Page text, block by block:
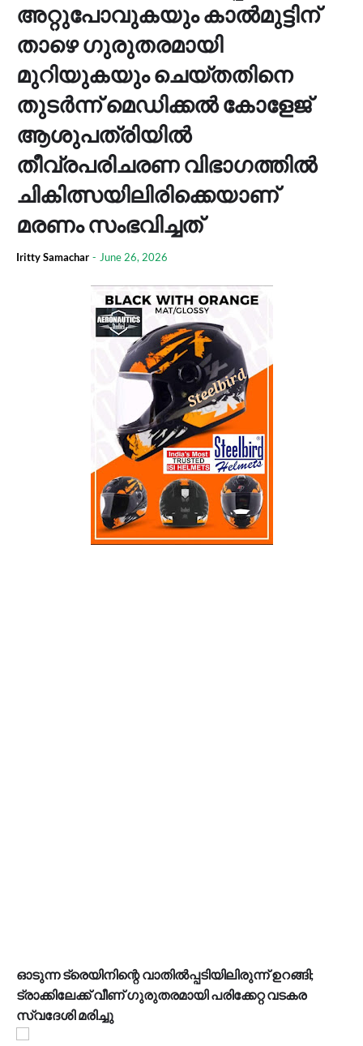
അറ്റുപോവുകയും കാൽമുട്ടിന്
താഴെ ഗുരുതരമായി
മുറിയുകയും ചെയ്തതിനെ
തുടർന്ന് മെഡിക്കൽ കോളേജ്
ആശുപത്രിയിൽ
തീവ്രപരിചരണ വിഭാഗത്തിൽ
ചികിത്സയിലിരിക്കെയാണ്
മരണം സംഭവിച്ചത്
Iritty Samachar - June 26, 2026
ഓടുന്ന ട്രെയിനിന്റെ വാതിൽപ്പടിയിലിരുന്ന് ഉറങ്ങി;
ട്രാക്കിലേക്ക് വീണ് ഗുരുതരമായി പരിക്കേറ്റ വടകര
സ്വദേശി മരിച്ചു